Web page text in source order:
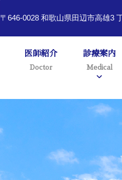
〒646-0028 和歌山県田辺市高雄3
医師紹介
Doctor
診療案内
Medical